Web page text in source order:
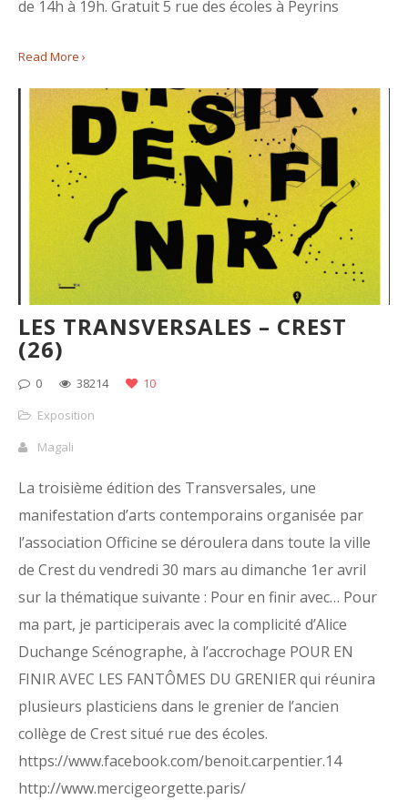
de 14h à 19h. Gratuit 5 rue des écoles à Peyrins
Read More ›
LES TRANSVERSALES – CREST
(26)
0 38214
10
Exposition
Magali
La troisième édition des Transversales, une
manifestation d’arts contemporains organisée par
l’association Officine se déroulera dans toute la ville
de Crest du vendredi 30 mars au dimanche 1er avril
sur la thématique suivante : Pour en finir avec… Pour
ma part, je participerais avec la complicité d’Alice
Duchange Scénographe, à l’accrochage POUR EN
FINIR AVEC LES FANTÔMES DU GRENIER qui réunira
plusieurs plasticiens dans le grenier de l’ancien
collège de Crest situé rue des écoles.
https://www.facebook.com/benoit.carpentier.14
http://www.mercigeorgette.paris/